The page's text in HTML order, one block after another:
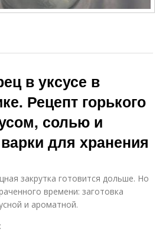
в уксусе в
Рецепт горького
солью и
для хранения
закрутка готовится дольше. Но
времени: заготовка
и ароматной.